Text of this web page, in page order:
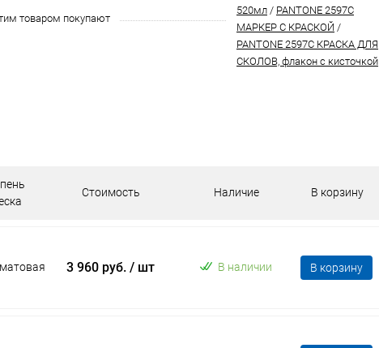
товаром покупают
520мл / PANTONE 2597C
МАРКЕР С КРАСКОЙ /
PANTONE 2597C КРАСКА ДЛЯ
СКОЛОВ, флакон с кисточкой
Стоимость Наличие В корзину
3 960 руб. / шт В наличии В корзину